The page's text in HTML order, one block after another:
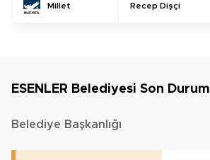
Millet Recep Dişçi
ESENLER Belediyesi Son Durum
Belediye Başkanlığı